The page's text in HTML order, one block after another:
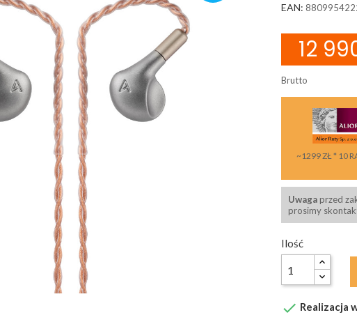
EAN:
12
Brutto
~1299 ZŁ * 10
Uwagaprzed
prosimy
Ilość
 Realizacja